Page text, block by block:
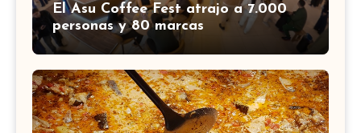
El Asu Coffee Fest atrajo a 7.000
personas y 80 marcas